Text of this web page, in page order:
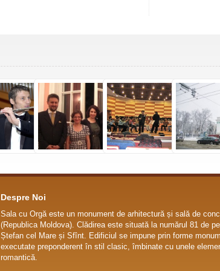
Despre Noi
Sala cu Orgă este un monument de arhitectură și sală de
(Republica Moldova). Clădirea este situată la numărul 81 de
Ștefan cel Mare și Sfînt. Edificiul se impune prin forme
executate preponderent în stil clasic, îmbinate cu unele
romantică.